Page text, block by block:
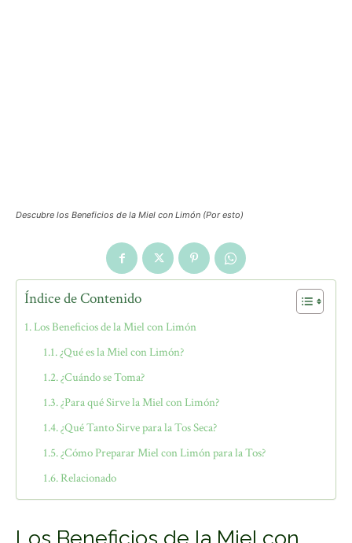
Descubre los Beneficios de la Miel con Limón (Por esto)
Índice de Contenido
Los Beneficios de la Miel con Limón
¿Qué es la Miel con Limón?
¿Cuándo se Toma?
¿Para qué Sirve la Miel con Limón?
¿Qué Tanto Sirve para la Tos Seca?
¿Cómo Preparar Miel con Limón para la Tos?
Relacionado
Los Beneficios de la Miel con